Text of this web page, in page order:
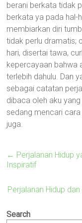
berani berkata tidak
berkata ya pada hal-
membiarkan diri
tidak perlu dramatis;
hari, disertai tawa,
kepercayaan bahwa
terlebih dahulu. Dan
sebagai catatan
dibaca oleh aku
sedang mencari
juga.
← Perjalanan Hidup
Inspiratif
Perjalanan Hidup
Search